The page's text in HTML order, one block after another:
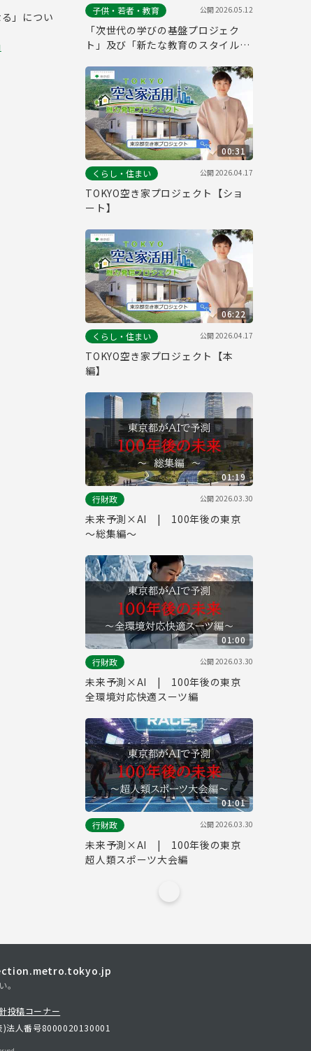
」につい
子供・若者・教育
公開2026.05.12
「次世代の学びの基盤プロジェク
ト」及び「新たな教育のスタイル」
00:31
くらし・住まい
公開2026.04.17
TOKYO空き家プロジェクト【ショ
ート】
06:22
くらし・住まい
公開2026.04.17
TOKYO空き家プロジェクト【本
編】
01:19
行財政
公開2026.03.30
未来予測×AI | 100年後の東京
～総集編～
01:00
行財政
公開2026.03.30
未来予測×AI | 100年後の東京
全環境対応快適スーツ編
01:01
行財政
公開2026.03.30
未来予測×AI | 100年後の東京
超人類スポーツ大会編
投稿コーナー
)法人番号8000020130001